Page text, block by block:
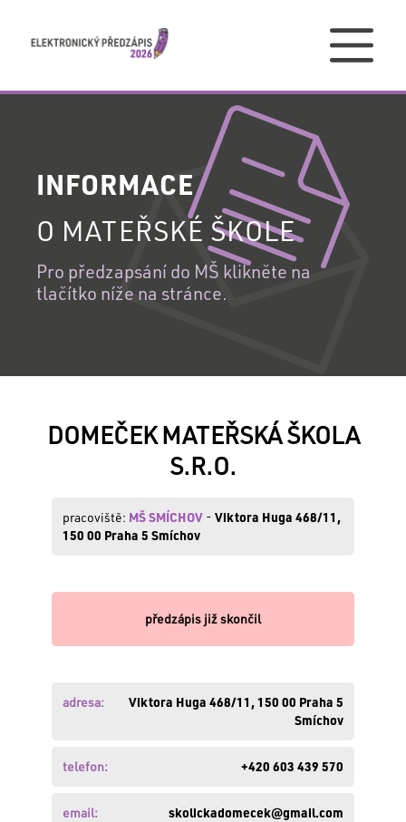
INFORMACE
O MATEŘSKÉ ŠKOLE
Pro předzapsání do MŠ klikněte na
tlačítko níže na stránce.
DOMEČEK MATEŘSKÁ ŠKOLA
S.R.O.
pracoviště: MŠ SMÍCHOV - Viktora Huga 468/11,
150 00 Praha 5 Smíchov
předzápis již skončil
adresa:
Viktora Huga 468/11, 150 00 Praha 5
Smíchov
telefon: +420 603 439 570
email: skolickadomecek@gmail.com
PŘIHLÁŠENÍ
DO
VAŠEHO
ÚČTU
MAIL:
HESLO:
Obnovte
PŘIHLÁŠENÍ
REGISTRACE